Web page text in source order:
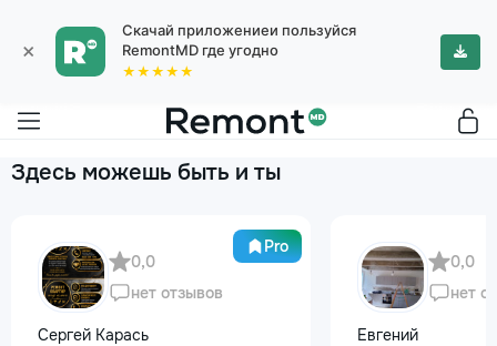
×
Скачай приложениеи пользуйся
RemontMD где угодно
★★★★★
Здесь можешь быть и ты
Pro
0,0
нет отзывов
Сергей Карась
0,0
нет
Евгений